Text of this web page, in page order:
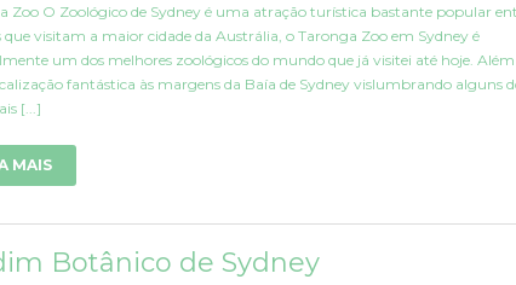
Zoo O Zoológico de Sydney é uma atração turística bastante popular
visitam a maior cidade da Austrália, o Taronga Zoo em Sydney é
um dos melhores zoológicos do mundo que já visitei até hoje. Além
fantástica às margens da Baía de Sydney vislumbrando alguns
[...]
MAIS
Botânico de Sydney